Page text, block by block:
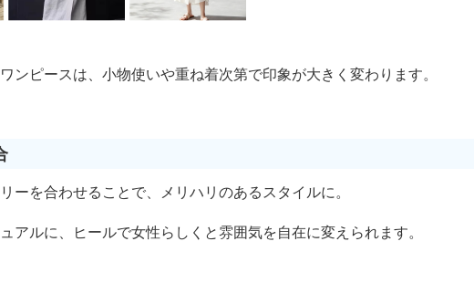
ンピースは、小物使いや重ね着次第で印象が大きく変わります。
ーを合わせることで、メリハリのあるスタイルに。
アルに、ヒールで女性らしくと雰囲気を自在に変えられます。